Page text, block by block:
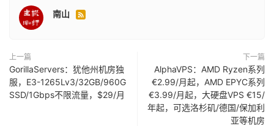
南山 
上一篇
GorillaServers：犹他州机房独
服，E3-1265Lv3/32GB/960G
SSD/1Gbps不限流量，$29/月
下一篇
AlphaVPS：AMD Ryzen系列
€2.99/月起，AMD EPYC系列
€3.99/月起，大硬盘VPS €15/
年起，可选洛杉矶/德国/保加利
亚等机房